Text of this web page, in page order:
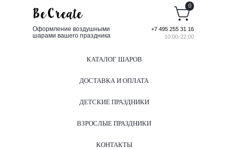
Оформление воздушными
шарами вашего праздника
+7 495 255 31 16
10:00-22:00
0
КАТАЛОГ ШАРОВ
ДОСТАВКА И ОПЛАТА
ДЕТСКИЕ ПРАЗДНИКИ
ВЗРОСЛЫЕ ПРАЗДНИКИ
КОНТАКТЫ